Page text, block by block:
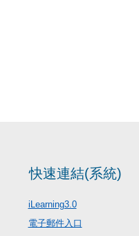
快速連結(系統)
iLearning3.0
電子郵件入口